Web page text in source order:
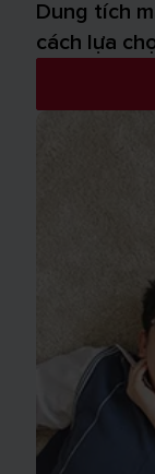
Dung tích
cách lựa